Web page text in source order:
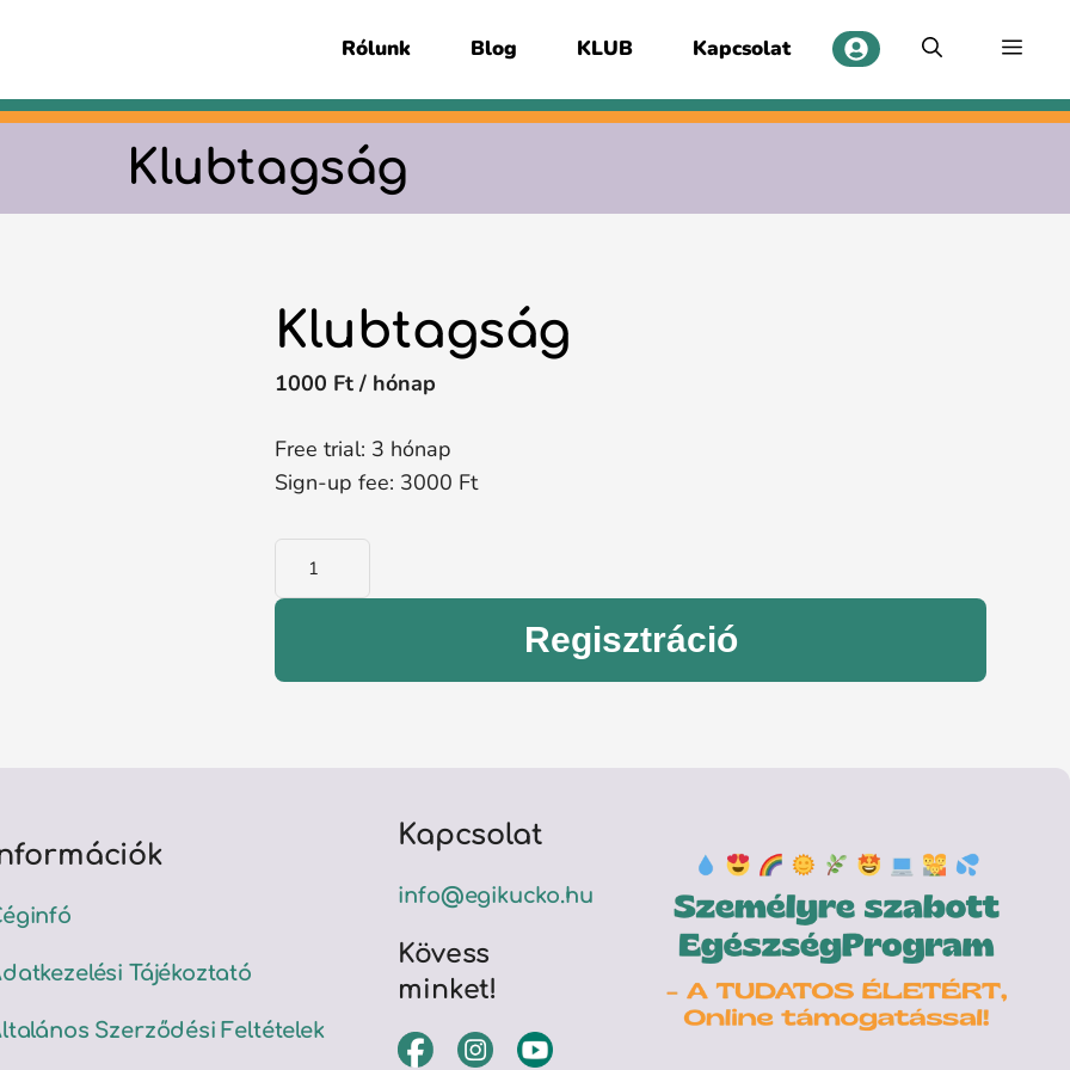
Rólunk Blog KLUB Kapcsolat
Klubtagság
Klubtagság
1000 Ft / hónap
Free trial: 3 hónap
Sign-up fee: 3000 Ft
Klubtagság
mennyiség
Regisztráció
Tájékoztató
Szerződési Feltételek
Kapcsolat
info@egikucko.hu
Kövess
minket!